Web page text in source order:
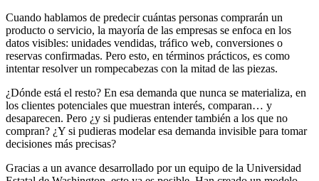
Cuando hablamos de predecir cuántas personas comprarán un
producto o servicio, la mayoría de las empresas se enfoca en los
datos visibles: unidades vendidas, tráfico web, conversiones o
reservas confirmadas. Pero esto, en términos prácticos, es como
intentar resolver un rompecabezas con la mitad de las piezas.
¿Dónde está el resto? En esa demanda que nunca se materializa, en
los clientes potenciales que muestran interés, comparan… y
desaparecen. Pero ¿y si pudieras entender también a los que no
compran? ¿Y si pudieras modelar esa demanda invisible para tomar
decisiones más precisas?
Gracias a un avance desarrollado por un equipo de la Universidad